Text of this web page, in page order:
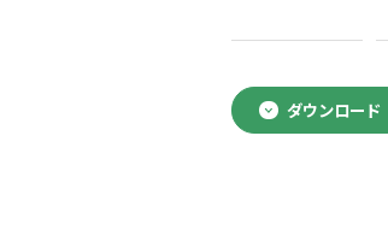
ダウンロード